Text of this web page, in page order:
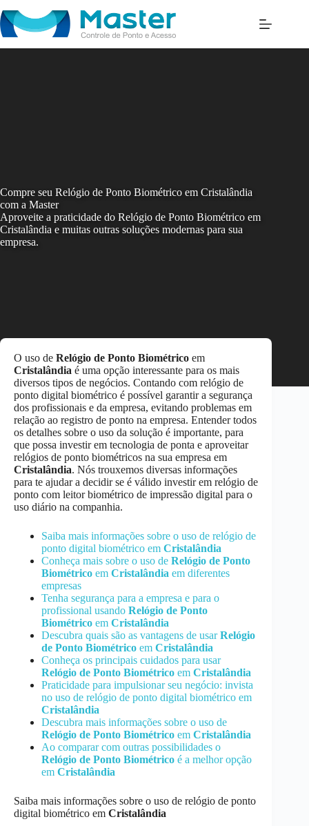
to
content
Compre seu Relógio de Ponto Biométrico em Cristalândia
com a Master
Aproveite a praticidade do Relógio de Ponto Biométrico em
Cristalândia e muitas outras soluções modernas para sua
empresa.
O uso de Relógio de Ponto Biométrico em
Cristalândia é uma opção interessante para os mais
diversos tipos de negócios. Contando com relógio de
ponto digital biométrico é possível garantir a segurança
dos profissionais e da empresa, evitando problemas em
relação ao registro de ponto na empresa. Entender todos
os detalhes sobre o uso da solução é importante, para
que possa investir em tecnologia de ponta e aproveitar
relógios de ponto biométricos na sua empresa em
Cristalândia. Nós trouxemos diversas informações
para te ajudar a decidir se é válido investir em relógio de
ponto com leitor biométrico de impressão digital para o
uso diário na companhia.
Saiba mais informações sobre o uso de relógio de
ponto digital biométrico em Cristalândia
Conheça mais sobre o uso de Relógio de Ponto
Biométrico em Cristalândia em diferentes
empresas
Tenha segurança para a empresa e para o
profissional usando Relógio de Ponto
Biométrico em Cristalândia
Descubra quais são as vantagens de usarRelógio
de Ponto Biométrico em Cristalândia
Conheça os principais cuidados para usar
Relógio de Ponto Biométrico em Cristalândia
Praticidade para impulsionar seu negócio: invista
no uso de relógio de ponto digital biométrico em
Cristalândia
Descubra mais informações sobre o uso de
Relógio de Ponto Biométrico em Cristalândia
Ao comparar com outras possibilidades o
Relógio de Ponto Biométrico é a melhor opção
em Cristalândia
Saiba mais informações sobre o uso de relógio de ponto
digital biométrico em Cristalândia